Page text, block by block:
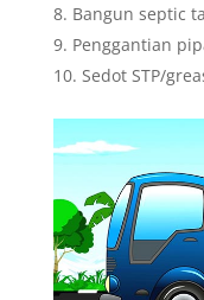
Bangun septic
Penggantian
Sedot STP/